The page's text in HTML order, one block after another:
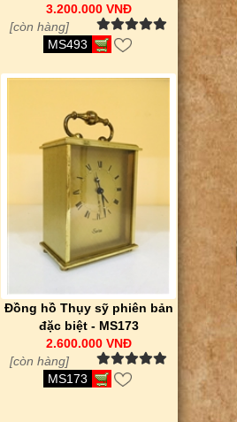
3.200.000 VNĐ
[còn hàng]
MS493
Đồng hồ Thụy sỹ phiên bản
đặc biệt - MS173
2.600.000 VNĐ
[còn hàng]
MS173